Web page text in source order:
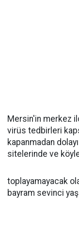
Mersin'in merkez
virüs tedbirleri
kapanmadan
sitelerinde ve
toplayamayacak
bayram sevinci